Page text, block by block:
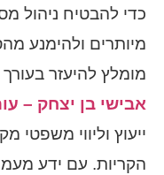
כדי להבטיח ניהול
מיותרים ולהימנע
מומלץ להיעזר
אבישי בן יצחק –
ייעוץ וליווי משפטי
הקריות. עם ידע